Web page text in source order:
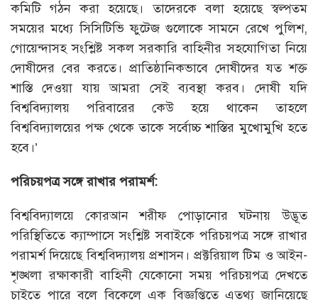
কমিটি গঠন করা হয়েছে। তাদেরকে বলা হয়েছে স্বল্পতম
সময়ের মধ্যে সিসিটিভি ফুটেজ গুলোকে সামনে রেখে পুলিশ,
গোয়েন্দাসহ সংশ্লিষ্ট সকল সরকারি বাহিনীর সহযোগিতা নিয়ে
দোষীদের বের করতে। প্রাতিষ্ঠানিকভাবে দোষীদের যত শক্ত
শাস্তি দেওয়া যায় আমরা সেই ব্যবস্থা করব। দোষী যদি
বিশ্ববিদ্যালয় পরিবারের কেউ হয়ে থাকেন তাহলে
বিশ্ববিদ্যালয়ের পক্ষ থেকে তাকে সর্বোচ্চ শাস্তির মুখোমুখি হতে
হবে।’
পরিচয়পত্র সঙ্গে রাখার পরামর্শ:
বিশ্ববিদ্যালয়ে কোরআন শরীফ পোড়ানোর ঘটনায় উদ্ভূত
পরিস্থিতিতে ক্যাম্পাসে সংশ্লিষ্ট সবাইকে পরিচয়পত্র সঙ্গে রাখার
পরামর্শ দিয়েছে বিশ্ববিদ্যালয় প্রশাসন। প্রক্টরিয়াল টিম ও আইন-
শৃঙ্খলা রক্ষাকারী বাহিনী যেকোনো সময় পরিচয়পত্র দেখতে
চাইতে পারে বলে বিকেলে এক বিজ্ঞপ্তিতে এতথ্য জানিয়েছে